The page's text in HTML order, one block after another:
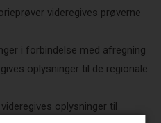
videregives prøverne
i forbindelse med afregning
oplysninger til de regionale
oplysninger til